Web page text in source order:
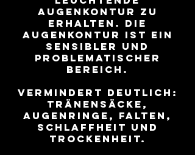
Augenkontur zu
erhalten. Die
Augenkontur ist ein
sensibler und
problematischer
Bereich.
Vermindert deutlich:
Tränensäcke,
Augenringe, Falten,
Schlaffheit und
Trockenheit.